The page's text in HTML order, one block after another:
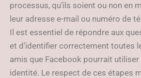
processus, qu’ils soient ou non en
leur adresse e-mail ou numéro de
Il est essentiel de répondre aux
et d’identifier correctement toutes
amis que Facebook pourrait
identité. Le respect de ces étapes